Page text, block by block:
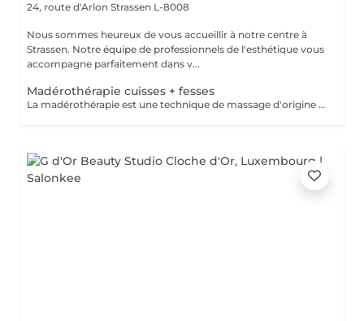
24, route d'Arlon Strassen L-8008
Nous sommes heureux de vous accueillir à notre centre à
Strassen. Notre équipe de professionnels de l'esthétique vous
accompagne parfaitement dans v...
Madérothérapie cuisses + fesses
La madérothérapie est une technique de massage d'origine colombienne qui utilise des instruments en bois spécialement conçus pour le modelage du corps. Le mot vient de l'espagnol "madera", qui signifie "bois". La madérothérapie est une technique de massage naturelle et non invasive qui repose sur l'utilisation d'outils en bois de différentes formes (rouleaux, ventouses, spatules, champignons, etc.) pour stimuler le corps. Objectifs principaux : - Réduction de la cellulite - Drainage lymphatique - Raffermissement de la peau - Remodelage du corps - Amélioration de la circulation sanguine - Relaxation musculaire et réduction du stress. Contre-indications: - grossesse - Infections aiguës - Thrombose / phlébite - Insuffisance cardiaque non compensée - cancer / Tumeurs malignes (sans avis médical) - Fièvre - règles hémorragiques / premiers 5 jours de règles - surcharge rénale - pathologies liées à l'appareil reproducteur - maladies de la peau - les ecchymoses - dysfonctionnement du système immunitaire